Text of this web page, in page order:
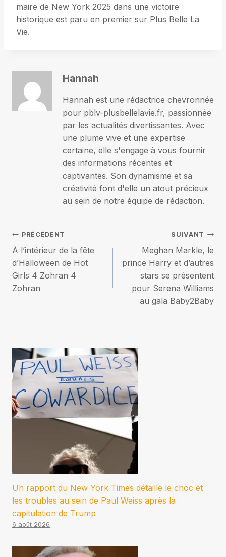
maire de New York 2025 dans une victoire
historique est paru en premier sur Plus Belle La
Vie.
Hannah
Hannah est une rédactrice chevronnée
pour pblv-plusbellelavie.fr, passionnée
par les actualités divertissantes. Avec
une plume vive et une expertise
certaine, elle s'engage à vous fournir
des informations récentes et
captivantes. Son dynamisme et sa
créativité font d'elle un atout précieux
au sein de notre équipe de rédaction.
Navigation
de
l’article
PRÉCÉDENT
À l’intérieur de la fête
d’Halloween de Hot
Girls 4 Zohran 4
Zohran
SUIVANT
Meghan Markle, le
prince Harry et d’autres
stars se présentent
pour Serena Williams
au gala Baby2Baby
Un rapport du New York Times détaille le choc et
les troubles au sein de Paul Weiss après la
capitulation de Trump
6 août 2026